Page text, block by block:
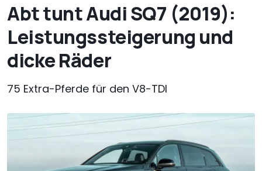
Abt tunt Audi SQ7 (2019):
Leistungssteigerung und
dicke Räder
75 Extra-Pferde für den V8-TDI